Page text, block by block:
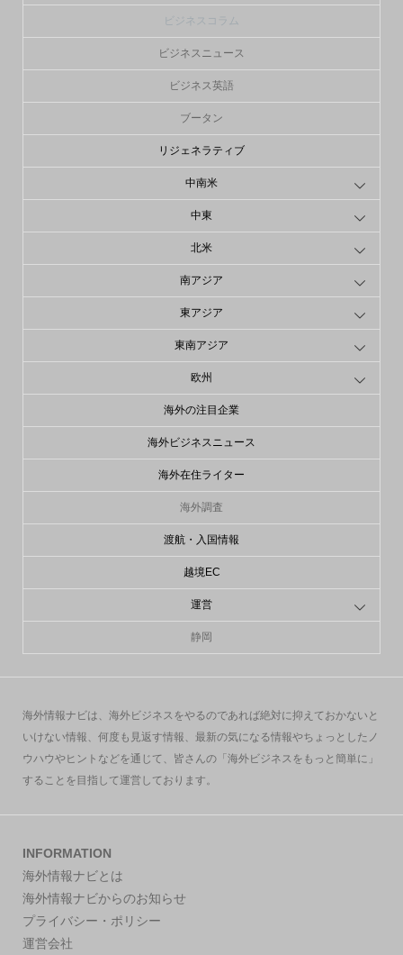
ビジネスコラム
ビジネスニュース
ビジネス英語
ブータン
リジェネラティブ
中南米
中東
北米
南アジア
東アジア
東南アジア
欧州
海外の注目企業
海外ビジネスニュース
海外在住ライター
海外調査
渡航・入国情報
越境EC
運営
静岡
海外情報ナビは、海外ビジネスをやるのであれば絶対に抑えておかないと
いけない情報、何度も見返す情報、最新の気になる情報やちょっとしたノ
ウハウやヒントなどを通じて、皆さんの「海外ビジネスをもっと簡単に」
することを目指して運営しております。
INFORMATION
海外情報ナビとは
海外情報ナビからのお知らせ
プライバシー・ポリシー
運営会社